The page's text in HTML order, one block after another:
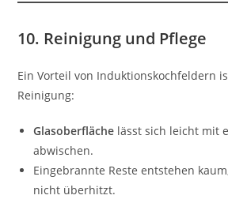
10. Reinigung und Pflege
Ein Vorteil von Induktionskochfeldern
Reinigung:
Glasoberfläche lässt sich leicht mit
abwischen.
Eingebrannte Reste entstehen
nicht überhitzt.